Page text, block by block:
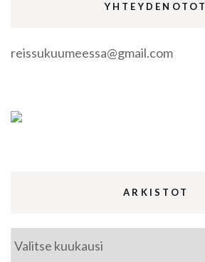
YHTEYDENOTOT
reissukuumeessa@gmail.com
ARKISTOT
Arkistot